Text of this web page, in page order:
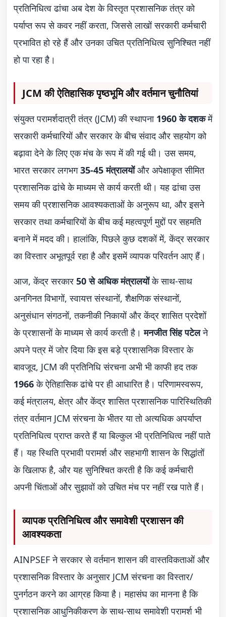
प्रतिनिधित्व ढांचा अब देश के विस्तृत प्रशासनिक तंत्र को
पर्याप्त रूप से कवर नहीं करता, जिससे लाखों सरकारी कर्मचारी
प्रभावित हो रहे हैं और उनका उचित प्रतिनिधित्व सुनिश्चित नहीं
हो पा रहा है।
JCM की ऐतिहासिक पृष्ठभूमि और वर्तमान चुनौतियां
संयुक्त परामर्शदात्री तंत्र (JCM) की स्थापना 1960 के दशकमें
सरकारी कर्मचारियों और सरकार के बीच संवाद और सहयोग को
बढ़ावा देने के लिए एक मंच के रूप में की गई थी। उस समय,
भारत सरकार लगभग35-45 मंत्रालयोंऔर अपेक्षाकृत सीमित
प्रशासनिक ढांचे के माध्यम से कार्य करती थी। यह ढांचा उस
समय की प्रशासनिक आवश्यकताओं के अनुरूप था, और इसने
सरकार तथा कर्मचारियों के बीच कई महत्वपूर्ण मुद्दों पर सहमति
बनाने में मदद की। हालांकि, पिछले कुछ दशकों में, केंद्र सरकार
का विस्तार अभूतपूर्व रहा है और इसमें व्यापक परिवर्तन आए हैं।
आज, केंद्र सरकार 50 से अधिक मंत्रालयोंके साथ-साथ
अनगिनत विभागों, स्वायत्त संस्थानों, शैक्षणिक संस्थानों,
अनुसंधान संगठनों, तकनीकी निकायों और केंद्र शासित प्रदेशों
के प्रशासनों के माध्यम से कार्य करती है।मनजीत सिंह पटेलने
अपने पत्र में जोर दिया कि इस बड़े प्रशासनिक विस्तार के
बावजूद, JCM की प्रतिनिधि संरचना अभी भी काफी हद तक
1966के ऐतिहासिक ढांचे पर ही आधारित है। परिणामस्वरूप,
कई मंत्रालय, क्षेत्र और केंद्र शासित प्रशासनिक पारिस्थितिकी
तंत्र वर्तमान JCM संरचना के भीतर या तो अत्यधिक अपर्याप्त
प्रतिनिधित्व प्राप्त करते हैं या बिल्कुल भी प्रतिनिधित्व नहीं पाते
हैं। यह स्थिति प्रभावी परामर्श और सहभागी शासन के सिद्धांतों
के खिलाफ है, और यह सुनिश्चित करती है कि कई कर्मचारी
अपनी चिंताओं और सुझावों को उचित मंच पर नहीं रख पाते हैं।
व्यापक प्रतिनिधित्व और समावेशी प्रशासन की
आवश्यकता
AINPSEF ने सरकार से वर्तमान शासन की वास्तविकताओं और
प्रशासनिक विस्तार के अनुसार JCM संरचना का विस्तार/
पुनर्गठन करने का आग्रह किया है। महासंघ का मानना है कि
प्रशासनिक आधुनिकीकरण के साथ-साथ समावेशी परामर्श भी